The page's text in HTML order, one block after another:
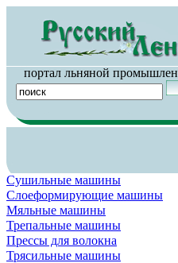
портал льняной
Сушильные машины
Слоеформирующие машины
Мяльные машины
Трепальные машины
Прессы для волокна
Трясильные машины